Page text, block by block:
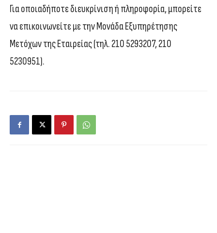
Για οποιαδήποτε διευκρίνιση ή πληροφορία, μπορείτε
να επικοινωνείτε με την Μονάδα Εξυπηρέτησης
Μετόχων της Εταιρείας (τηλ. 210 5293207, 210
5230951).